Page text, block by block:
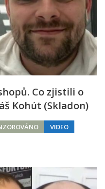
Co zjistili o
Kohút (Skladon)
VIDEO